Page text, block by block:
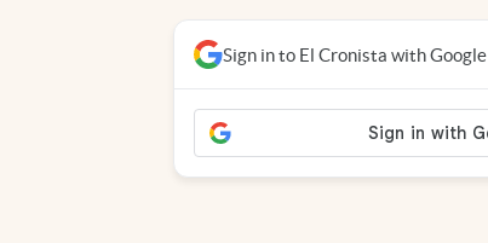
Sign in to El Cronista with Google